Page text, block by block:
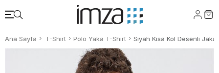
Ana Sayfa T-Shirt Polo Yaka T-Shirt